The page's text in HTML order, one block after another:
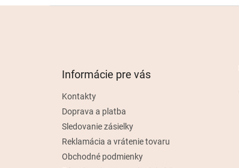
Informácie pre vás
Kontakty
Doprava a platba
Sledovanie zásielky
Reklamácia a vrátenie tovaru
Obchodné podmienky